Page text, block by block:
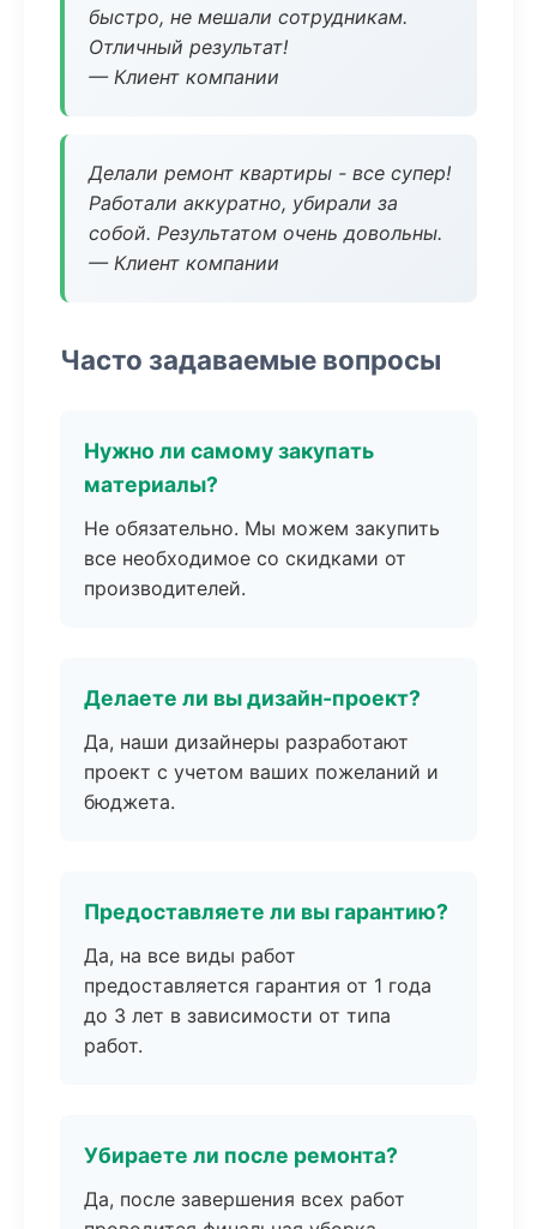
быстро, не мешали сотрудникам.
Отличный результат!
— Клиент компании
Делали ремонт квартиры - все супер!
Работали аккуратно, убирали за
собой. Результатом очень довольны.
— Клиент компании
Часто задаваемые вопросы
Нужно ли самому закупать
материалы?
Не обязательно. Мы можем закупить
все необходимое со скидками от
производителей.
Делаете ли вы дизайн-проект?
Да, наши дизайнеры разработают
проект с учетом ваших пожеланий и
бюджета.
Предоставляете ли вы гарантию?
Да, на все виды работ
предоставляется гарантия от 1 года
до 3 лет в зависимости от типа
работ.
Убираете ли после ремонта?
Да, после завершения всех работ